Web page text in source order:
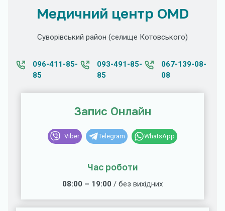
Медичний центр OMD
Суворівський район (селище Котовського)
096-411-85-
85
093-491-85-
85
067-139-08-
08
Запис Онлайн
Viber Telegram WhatsApp
Час роботи
08:00 – 19:00 / без вихідних